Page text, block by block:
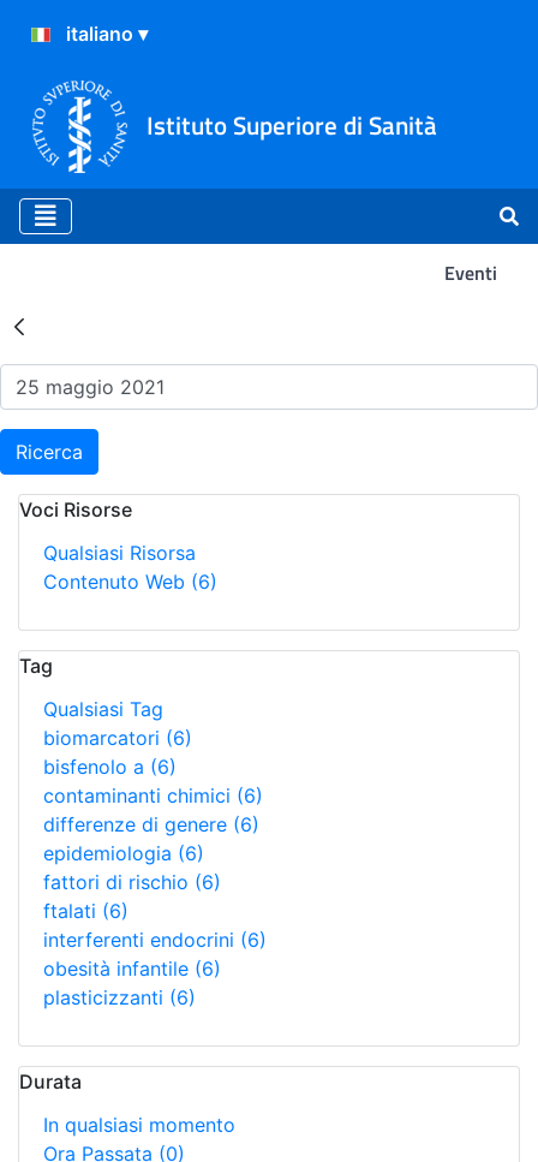
Istituto Superiore di Sanità
Eventi
Risultati della Ricerca -
Ricerca
Voci Risorse
Qualsiasi Risorsa
Contenuto Web (6)
Tag
Qualsiasi Tag
biomarcatori (6)
bisfenolo a (6)
contaminanti chimici (6)
differenze di genere (6)
epidemiologia (6)
fattori di rischio (6)
ftalati (6)
interferenti endocrini (6)
obesità infantile (6)
plasticizzanti (6)
Durata
In qualsiasi momento
Ora Passata (0)